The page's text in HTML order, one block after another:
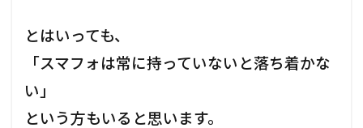
とはいっても、
「スマフォは常に持っていないと落ち着かな
い」
という方もいると思います。